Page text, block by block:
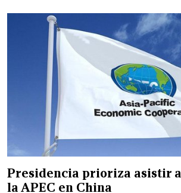
Presidencia prioriza asistir
la APEC en China